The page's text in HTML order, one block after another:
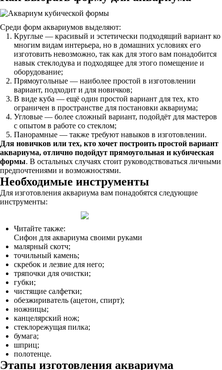
Среди форм аквариумов выделяют:
Круглые — красивый и эстетически подходящий вариант ко
многим видам интерьера, но в домашних условиях его
изготовить невозможно, так как для этого вам понадобится
навык стеклодува и подходящее для этого помещение и
оборудование;
Прямоугольные — наиболее простой в изготовлении
вариант, подходит и для новичков;
В виде куба — ещё один простой вариант для тех, кто
ограничен в пространстве для постановки аквариума;
Угловые — более сложный вариант, подойдёт для мастеров
с опытом в работе со стеклом;
Панорамные — также требуют навыков в изготовлении.
Для новичков или тех, кто хочет построить простой вариант
аквариума, отлично подойдут прямоугольная и кубическая
формы. В остальных случаях стоит руководствоваться личными
предпочтениями и возможностями.
Необходимые инструменты
Для изготовления аквариума вам понадобятся следующие
инструменты:
Читайте также:
Сифон для аквариума своими руками
малярный скотч;
точильный камень;
скребок и лезвие для него;
тряпочки для очистки;
губки;
чистящие салфетки;
обезжириватель (ацетон, спирт);
ножницы;
канцелярский нож;
стеклорежущая пилка;
бумага;
шприц;
полотенце.
Этапы изготовления аквариума